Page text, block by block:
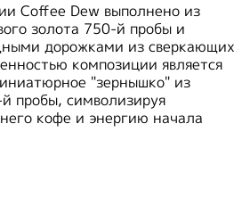
Coffee Dew выполнено из
золота 750-й пробы и
дорожками из сверкающих
композиции является
"зернышко" из
пробы, символизируя
кофе и энергию начала